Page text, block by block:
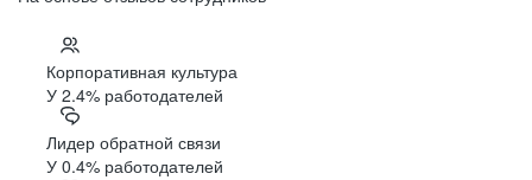
Корпоративная культура
У 2.4% работодателей
Лидер обратной связи
У 0.4% работодателей